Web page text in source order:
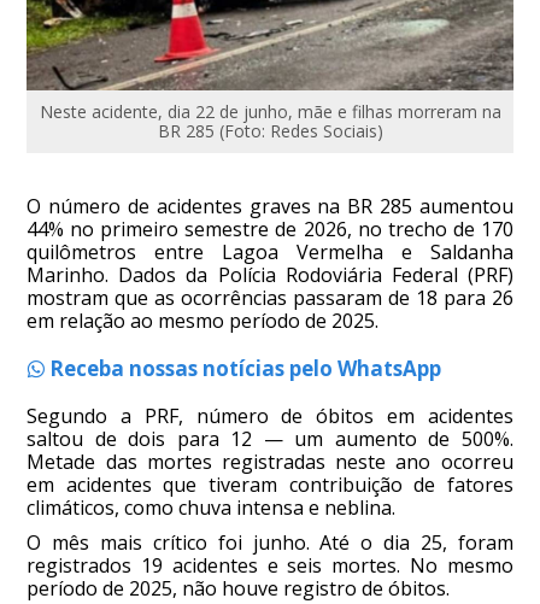
Neste acidente, dia 22 de junho, mãe e filhas morreram na
BR 285 (Foto: Redes Sociais)
O número de acidentes graves na BR 285 aumentou
44% no primeiro semestre de 2026, no trecho de 170
quilômetros entre Lagoa Vermelha e Saldanha
Marinho. Dados da Polícia Rodoviária Federal (PRF)
mostram que as ocorrências passaram de 18 para 26
em relação ao mesmo período de 2025.
Receba nossas notícias pelo WhatsApp
Segundo a PRF, número de óbitos em acidentes
saltou de dois para 12 — um aumento de 500%.
Metade das mortes registradas neste ano ocorreu
em acidentes que tiveram contribuição de fatores
climáticos, como chuva intensa e neblina.
O mês mais crítico foi junho. Até o dia 25, foram
registrados 19 acidentes e seis mortes. No mesmo
período de 2025, não houve registro de óbitos.